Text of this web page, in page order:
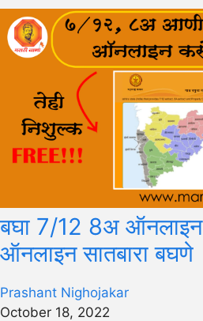
बघा 7/12 8अ ऑनलाइन
ऑनलाइन सातबारा बघणे
Prashant Nighojakar
October 18, 2022